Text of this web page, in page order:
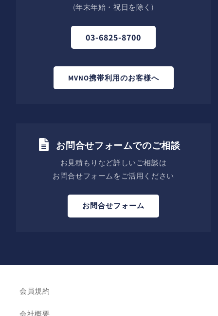
(年末年始・祝日を除く)
03-6825-8700
MVNO携帯利用のお客様へ
お問合せフォームでのご相談
お見積もりなど詳しいご相談は
お問合せフォームをご活用ください
お問合せフォーム
会員規約
会社概要